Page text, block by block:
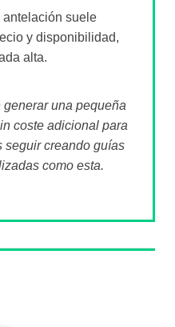
antelación suele
y disponibilidad,
alta.
una pequeña
coste adicional para
seguir creando guías
como esta.